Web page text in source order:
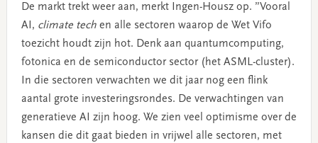
De markt trekt weer aan, merkt Ingen-Housz op. ”Vooral
AI, climate techen alle sectoren waarop de Wet Vifo
toezicht houdt zijn hot. Denk aan quantumcomputing,
fotonica en de semiconductor sector (het ASML-cluster).
In die sectoren verwachten we dit jaar nog een flink
aantal grote investeringsrondes. De verwachtingen van
generatieve AI zijn hoog. We zien veel optimisme over de
kansen die dit gaat bieden in vrijwel alle sectoren, met